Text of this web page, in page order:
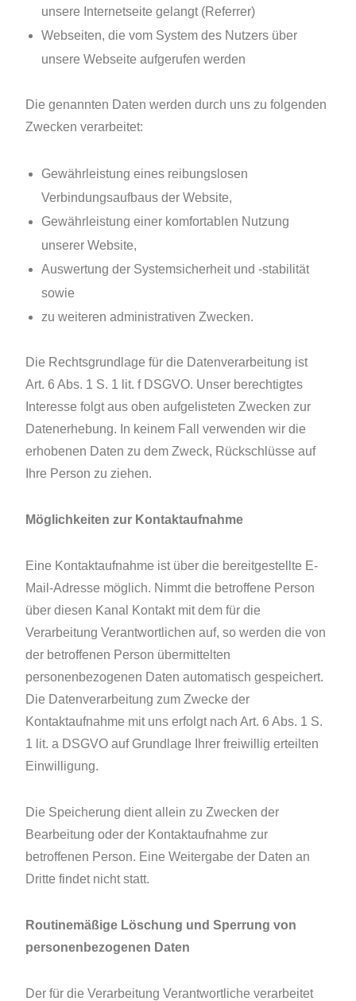
unsere Internetseite gelangt (Referrer)
Webseiten, die vom System des Nutzers über
unsere Webseite aufgerufen werden
Die genannten Daten werden durch uns zu folgenden
Zwecken verarbeitet:
Gewährleistung eines reibungslosen
Verbindungsaufbaus der Website,
Gewährleistung einer komfortablen Nutzung
unserer Website,
Auswertung der Systemsicherheit und -stabilität
sowie
zu weiteren administrativen Zwecken.
Die Rechtsgrundlage für die Datenverarbeitung ist
Art. 6 Abs. 1 S. 1 lit. f DSGVO. Unser berechtigtes
Interesse folgt aus oben aufgelisteten Zwecken zur
Datenerhebung. In keinem Fall verwenden wir die
erhobenen Daten zu dem Zweck, Rückschlüsse auf
Ihre Person zu ziehen.
Möglichkeiten zur Kontaktaufnahme
Eine Kontaktaufnahme ist über die bereitgestellte E-
Mail-Adresse möglich. Nimmt die betroffene Person
über diesen Kanal Kontakt mit dem für die
Verarbeitung Verantwortlichen auf, so werden die von
der betroffenen Person übermittelten
personenbezogenen Daten automatisch gespeichert.
Die Datenverarbeitung zum Zwecke der
Kontaktaufnahme mit uns erfolgt nach Art. 6 Abs. 1 S.
1 lit. a DSGVO auf Grundlage Ihrer freiwillig erteilten
Einwilligung.
Die Speicherung dient allein zu Zwecken der
Bearbeitung oder der Kontaktaufnahme zur
betroffenen Person. Eine Weitergabe der Daten an
Dritte findet nicht statt.
Routinemäßige Löschung und Sperrung von
personenbezogenen Daten
Der für die Verarbeitung Verantwortliche verarbeitet